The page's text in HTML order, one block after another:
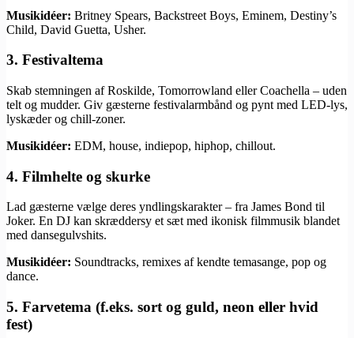
Musikidéer: Britney Spears, Backstreet Boys, Eminem, Destiny’s
Child, David Guetta, Usher.
3. Festivaltema
Skab stemningen af Roskilde, Tomorrowland eller Coachella – uden
telt og mudder. Giv gæsterne festivalarmbånd og pynt med LED-lys,
lyskæder og chill-zoner.
Musikidéer: EDM, house, indiepop, hiphop, chillout.
4. Filmhelte og skurke
Lad gæsterne vælge deres yndlingskarakter – fra James Bond til
Joker. En DJ kan skræddersy et sæt med ikonisk filmmusik blandet
med dansegulvshits.
Musikidéer: Soundtracks, remixes af kendte temasange, pop og
dance.
5. Farvetema (f.eks. sort og guld, neon eller hvid
fest)